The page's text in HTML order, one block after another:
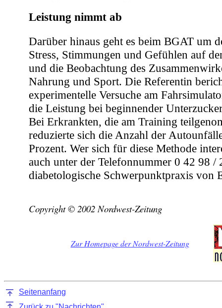
Leistung nimmt ab
Darüber hinaus geht es beim BGAT um
Stress, Stimmungen und Gefühlen auf
und die Beobachtung des
Nahrung und Sport. Die Referentin
experimentelle Versuche am
die Leistung bei beginnender
Bei Erkrankten, die am Training
reduzierte sich die Anzahl der
Prozent. Wer sich für diese Methode
auch unter der Telefonnummer 0 42 98 /
diabetologische Schwerpunktpraxis von
Copyright © 2002 Nordwest-Zeitung
Zur Homepage der Nordwest-Zeitung
Seitenanfang